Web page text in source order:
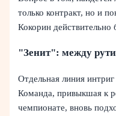
только контракт, но и
Кокорин действительно
"Зенит": между
Отдельная линия
Команда, привыкшая к
чемпионате, вновь